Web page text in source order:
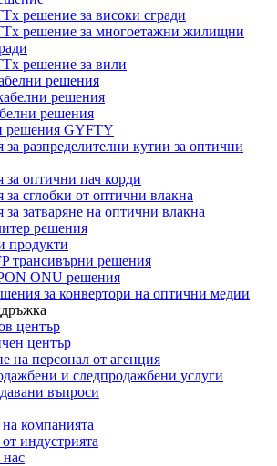
решение за високи сгради
решение за многоетажни жилищни
решение за вили
решения
решения
решения
решения GYFTY
разпределителни кутии за оптични
за оптични пач корди
сглобки от оптични влакна
затваряне на оптични влакна
решения
продукти
трансивърни решения
ONU решения
за конвертори на оптични медии
център
център
на персонал от агенция
и следпродажбени услуги
въпроси
компанията
индустрията
нас